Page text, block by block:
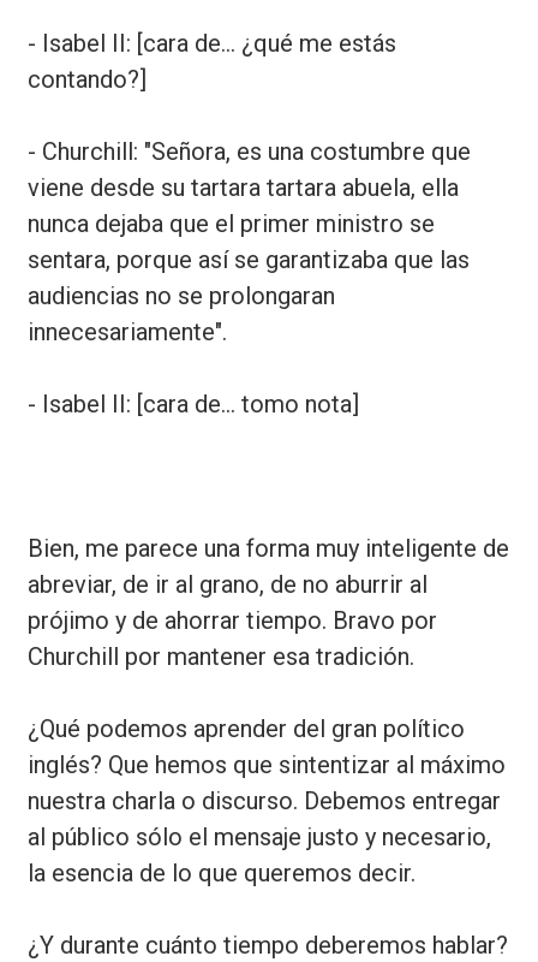
- Isabel II: [cara de... ¿qué me estás
contando?]
- Churchill: "Señora, es una costumbre que
viene desde su tartara tartara abuela, ella
nunca dejaba que el primer ministro se
sentara, porque así se garantizaba que las
audiencias no se prolongaran
innecesariamente".
- Isabel II: [cara de... tomo nota]
Bien, me parece una forma muy inteligente de
abreviar, de ir al grano, de no aburrir al
prójimo y de ahorrar tiempo. Bravo por
Churchill por mantener esa tradición.
¿Qué podemos aprender del gran político
inglés? Que hemos que sintentizar al máximo
nuestra charla o discurso. Debemos entregar
al público sólo el mensaje justo y necesario,
la esencia de lo que queremos decir.
¿Y durante cuánto tiempo deberemos hablar?